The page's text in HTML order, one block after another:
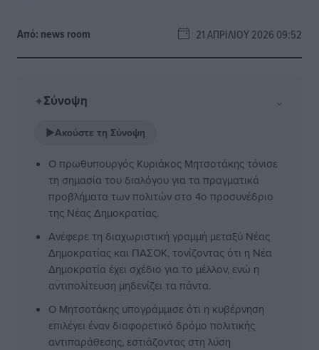
Από: news room 21 ΑΠΡΙΛΊΟΥ 2026 09:52
✦Σύνοψη ⌄
▶Ακούστε τη Σύνοψη
Ο πρωθυπουργός Κυριάκος Μητσοτάκης τόνισε
τη σημασία του διαλόγου για τα πραγματικά
προβλήματα των πολιτών στο 4ο προσυνέδριο
της Νέας Δημοκρατίας.
Ανέφερε τη διαχωριστική γραμμή μεταξύ Νέας
Δημοκρατίας και ΠΑΣΟΚ, τονίζοντας ότι η Νέα
Δημοκρατία έχει σχέδιο για το μέλλον, ενώ η
αντιπολίτευση μηδενίζει τα πάντα.
Ο Μητσοτάκης υπογράμμισε ότι η κυβέρνηση
επιλέγει έναν διαφορετικό δρόμο πολιτικής
αντιπαράθεσης, εστιάζοντας στη λύση